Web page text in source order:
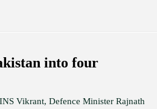
into four
Vikrant, Defence Minister Rajnath